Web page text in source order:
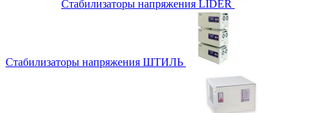
Стабилизаторы напряжения LIDER
Стабилизаторы напряжения ШТИЛЬ